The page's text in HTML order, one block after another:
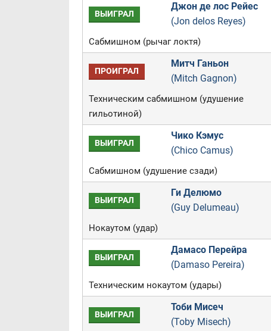
ВЫИГРАЛ
Джон де лос Рейес
(Jon delos Reyes)
Сабмишном (рычаг локтя)
ПРОИГРАЛ
Митч Ганьон
(Mitch Gagnon)
Техническим сабмишном (удушение
гильотиной)
ВЫИГРАЛ
Чико Кэмус
(Chico Camus)
Сабмишном (удушение сзади)
ВЫИГРАЛ
Ги Делюмо
(Guy Delumeau)
Нокаутом (удар)
ВЫИГРАЛ
Дамасо Перейра
(Damaso Pereira)
Техническим нокаутом (удары)
ВЫИГРАЛ
Тоби Мисеч
(Toby Misech)